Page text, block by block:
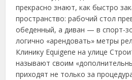
прекрасно знают, как быстро
пространство: рабочий стол
обеденный, а диван — в спорт-
логично «арендовать» метры
Клинику Equigene на улице
называют своим
приходят не только за